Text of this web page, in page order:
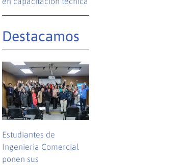
Destacamos
Estudiantes de
Ingeniería Comercial
ponen sus